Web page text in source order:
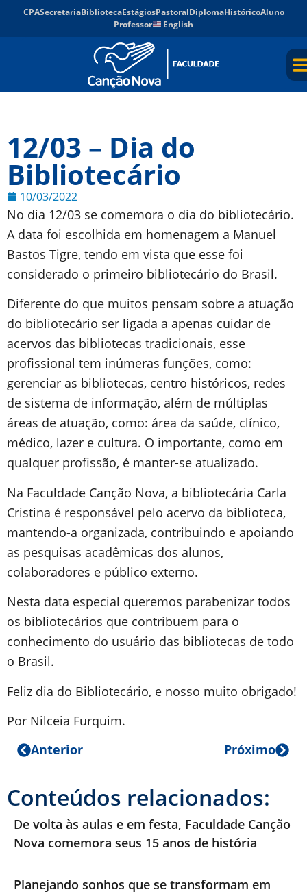
CPASecretariaBibliotecaEstágiosPastoralDiplomaHistóricoAluno
Professor
English
12/03 – Dia do
Bibliotecário
10/03/2022
No dia 12/03 se comemora o dia do bibliotecário.
A data foi escolhida em homenagem a Manuel
Bastos Tigre, tendo em vista que esse foi
considerado o primeiro bibliotecário do Brasil.
Diferente do que muitos pensam sobre a atuação
do bibliotecário ser ligada a apenas cuidar de
acervos das bibliotecas tradicionais, esse
profissional tem inúmeras funções, como:
gerenciar as bibliotecas, centro históricos, redes
de sistema de informação, além de múltiplas
áreas de atuação, como: área da saúde, clínico,
médico, lazer e cultura. O importante, como em
qualquer profissão, é manter-se atualizado.
Na Faculdade Canção Nova, a bibliotecária Carla
Cristina é responsável pelo acervo da biblioteca,
mantendo-a organizada, contribuindo e apoiando
as pesquisas acadêmicas dos alunos,
colaboradores e público externo.
Nesta data especial queremos parabenizar todos
os bibliotecários que contribuem para o
conhecimento do usuário das bibliotecas de todo
o Brasil.
Feliz dia do Bibliotecário, e nosso muito obrigado!
Por Nilceia Furquim.
Anterior
Próximo
Conteúdos relacionados:
De volta às aulas e em festa, Faculdade Canção
Nova comemora seus 15 anos de história
Planejando sonhos que se transformam em